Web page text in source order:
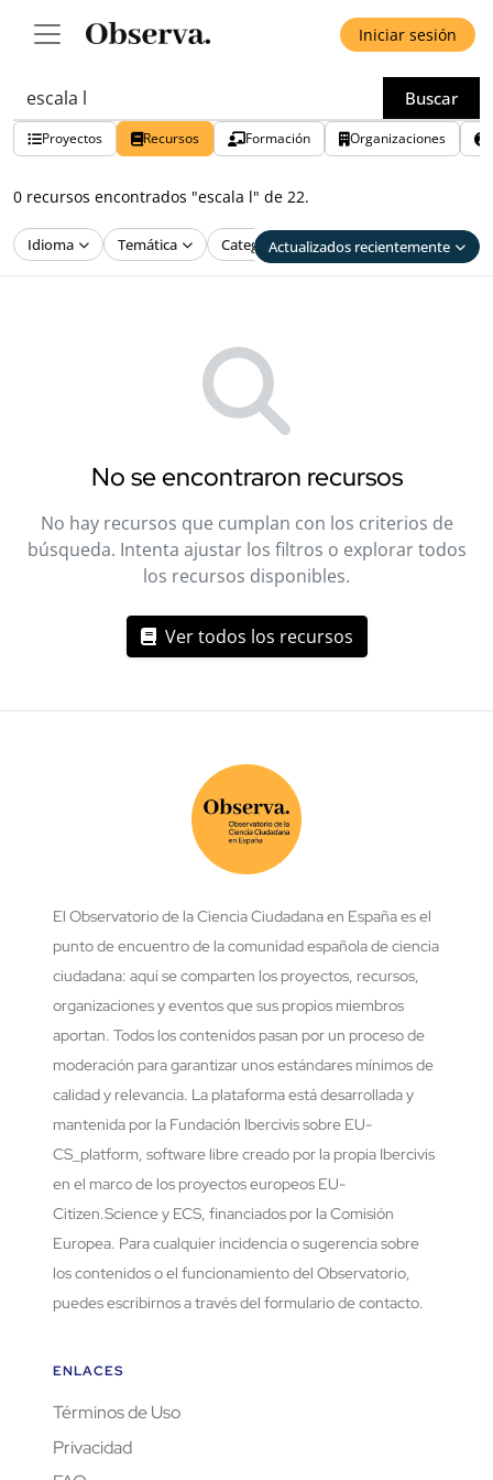
Iniciar sesión
Buscar
Proyectos Recursos Formación Organizaciones
0 recursos encontrados "escala l" de 22.
Idioma Temática Categoría Público
Actualizados recientemente
No se encontraron recursos
No hay recursos que cumplan con los criterios de
búsqueda. Intenta ajustar los filtros o explorar todos
los recursos disponibles.
Ver todos los recursos
El Observatorio de la Ciencia Ciudadana en España es el
punto de encuentro de la comunidad española de ciencia
ciudadana: aquí se comparten los proyectos, recursos,
organizaciones y eventos que sus propios miembros
aportan. Todos los contenidos pasan por un proceso de
moderación para garantizar unos estándares mínimos de
calidad y relevancia. La plataforma está desarrollada y
mantenida por la Fundación Ibercivis sobre EU-
CS_platform, software libre creado por la propia Ibercivis
en el marco de los proyectos europeos EU-
Citizen.Science y ECS, financiados por la Comisión
Europea. Para cualquier incidencia o sugerencia sobre
los contenidos o el funcionamiento del Observatorio,
puedes escribirnos a través del formulario de contacto.
ENLACES
Términos de Uso
Privacidad